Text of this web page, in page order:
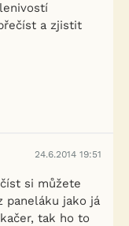
a zjistit
24.6.2014 19:51
si můžete
paneláku jako já
tak ho to